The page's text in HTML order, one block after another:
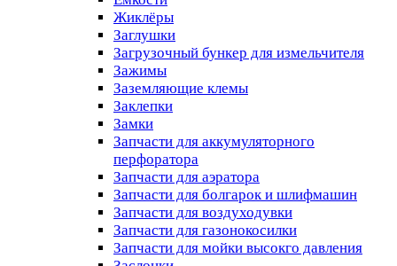
Жиклёры
Заглушки
Загрузочный бункер для измельчителя
Зажимы
Заземляющие клемы
Заклепки
Замки
Запчасти для аккумуляторного
перфоратора
Запчасти для аэратора
Запчасти для болгарок и шлифмашин
Запчасти для воздуходувки
Запчасти для газонокосилки
Запчасти для мойки высокго давления